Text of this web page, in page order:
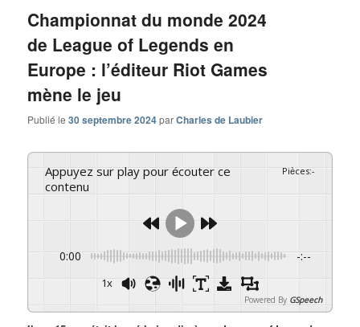
Championnat du monde 2024
de League of Legends en
Europe : l’éditeur Riot Games
mène le jeu
Publié le30 septembre 2024parCharles de Laubier
Appuyez sur play pour écouter ce
contenu
Pièces:-
0:00 -:--
1x
Powered By GSpeech